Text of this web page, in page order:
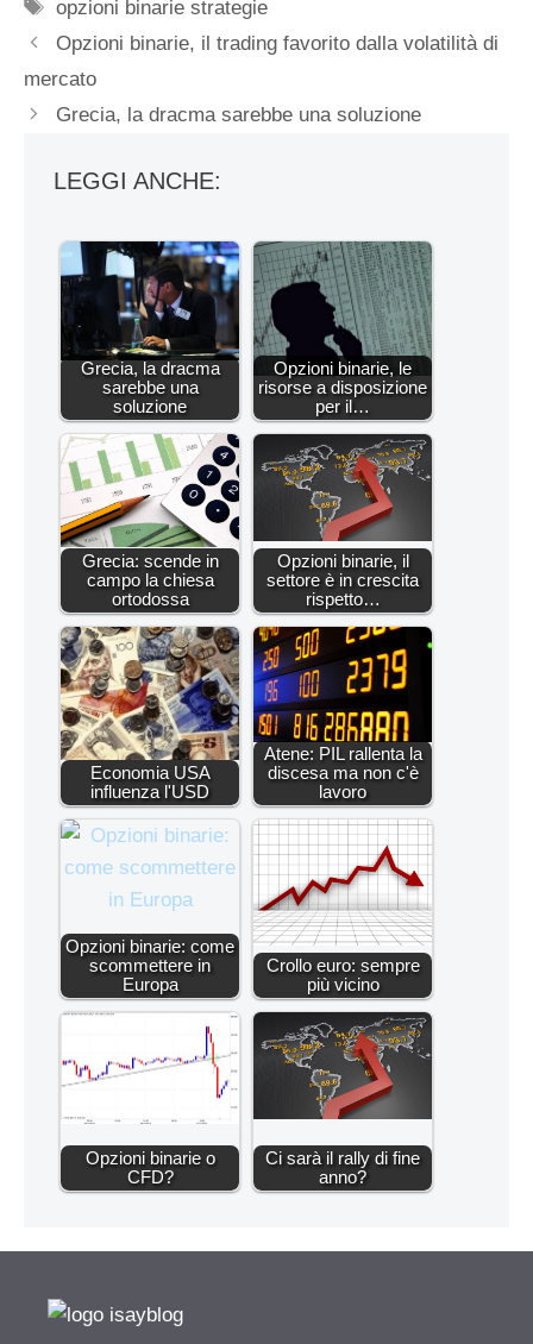
opzioni binarie strategie
Opzioni binarie, il trading favorito dalla volatilità di
mercato
Grecia, la dracma sarebbe una soluzione
LEGGI ANCHE:
Grecia, la dracma
sarebbe una
soluzione
Opzioni binarie, le
risorse a disposizione
per il…
Grecia: scende in
campo la chiesa
ortodossa
Opzioni binarie, il
settore è in crescita
rispetto…
Economia USA
influenza l'USD
Atene: PIL rallenta la
discesa ma non c'è
lavoro
Opzioni binarie: come
scommettere in
Europa
Crollo euro: sempre
più vicino
Opzioni binarie o
CFD?
Ci sarà il rally di fine
anno?